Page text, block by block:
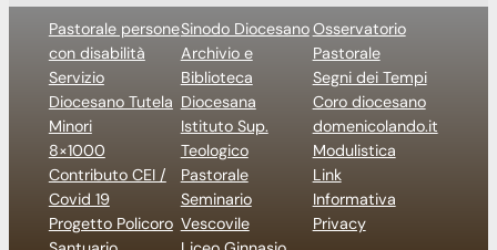
Pastorale persone
con disabilità
Servizio
Diocesano Tutela
Minori
8×1000
Contributo CEI /
Covid 19
Progetto Policoro
Sinodo Diocesano
Archivio e
Biblioteca
Diocesana
Istituto Sup.
Teologico
Pastorale
Seminario
Vescovile
Osservatorio
Pastorale
Segni dei Tempi
Coro diocesano
domenicolando.it
Modulistica
Link
Informativa
Privacy